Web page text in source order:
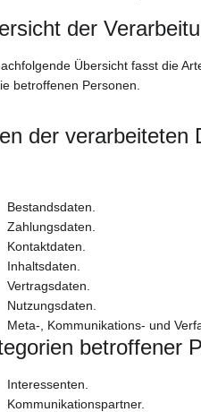
der
Übersicht fasst die
betroffenen Personen.
der verarbeiteten
Bestandsdaten.
Zahlungsdaten.
Kontaktdaten.
Inhaltsdaten.
Vertragsdaten.
Nutzungsdaten.
Meta-, Kommunikations- und
betroffener
Interessenten.
Kommunikationspartner.